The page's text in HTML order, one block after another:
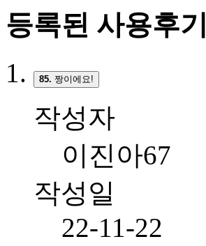
등록된 사용후기
85. 짱이에요!
작성자
이진아67
작성일
22-11-22